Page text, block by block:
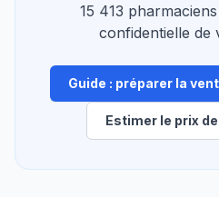
15 413
confidentielle de
Guide : préparer la
Estimer le prix